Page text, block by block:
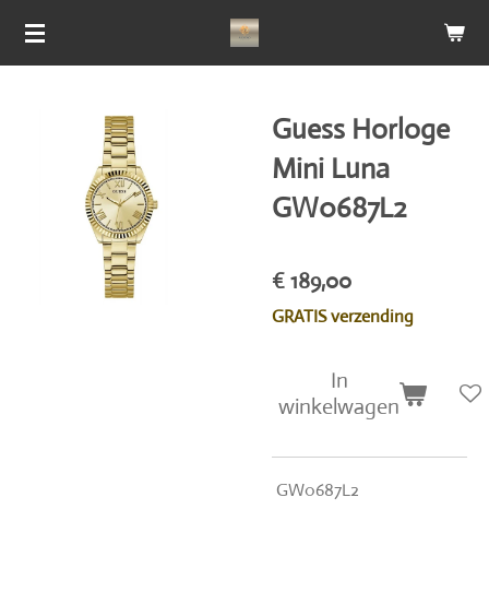
Ga
hoofdinhoud
Guess Horloge
Mini Luna
GW0687L2
€ 189,00
GRATIS verzending
In
winkelwagen
GW0687L2